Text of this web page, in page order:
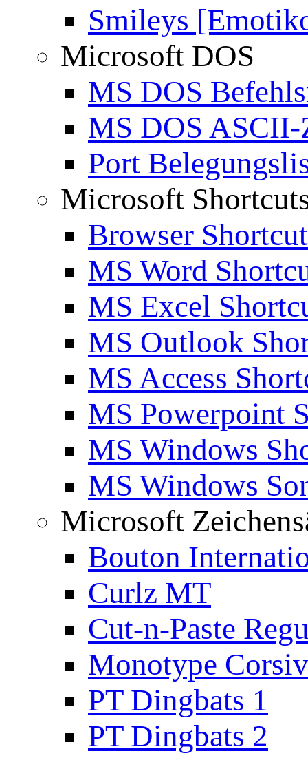
Smileys
Microsoft DOS
MS DOS
MS DOS ASCII-
Port
Microsoft
Browser
MS Word
MS Excel
MS Outlook
MS Access
MS Powerpoint
MS Windows
MS Windows
Microsoft
Bouton
Curlz MT
Cut-n-Paste
Monotype
PT Dingbats 1
PT Dingbats 2